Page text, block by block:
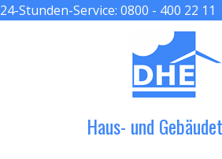
24-Stunden-Service: 0800 - 400 22 11
Haus- und